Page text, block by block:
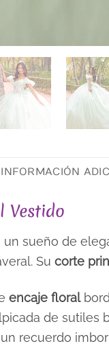
INFORMACIÓN
Vestido
sueño de
Su corte
encaje floral
de sutiles
recuerdo